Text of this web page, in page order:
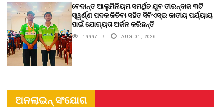
ବେଦାନ୍ତ ଆଲୁମିନିୟମ ସମର୍ଥିତ ଯୁବ ତୀରନ୍ଦାଜ ୩ଟି
ସ୍ୱର୍ଣ୍ଣ ପଦକ ଜିତିବା ସହିତ ସିବିଏସ୍ଇ ଜାତୀୟ ପର୍ଯ୍ୟାୟ
ପାଇଁ ଯୋଗ୍ୟତା ଅର୍ଜନ କରିଛନ୍ତି
14447 AUG 01, 2026
ଅନଲାଇନ୍ ସଂଯୋଗ